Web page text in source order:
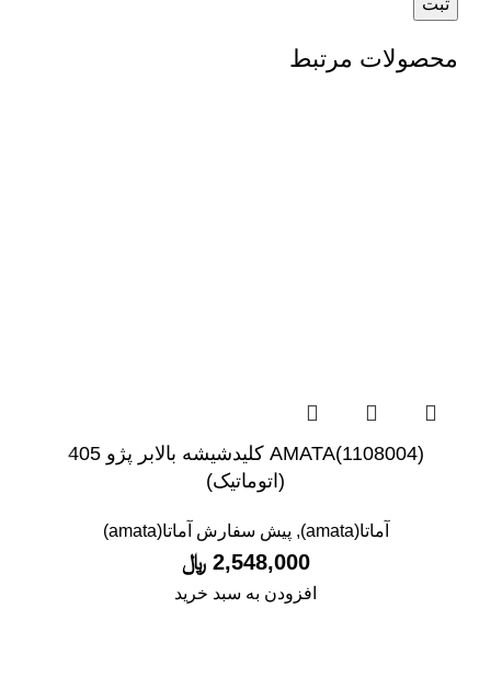
محصولات مرتبط
(1108004)AMATA کلیدشیشه بالابر پژو 405
(اتوماتیک)
آماتا(amata) , پیش سفارش آماتا(amata)
2,548,000 ﷼
افزودن به سبد خرید